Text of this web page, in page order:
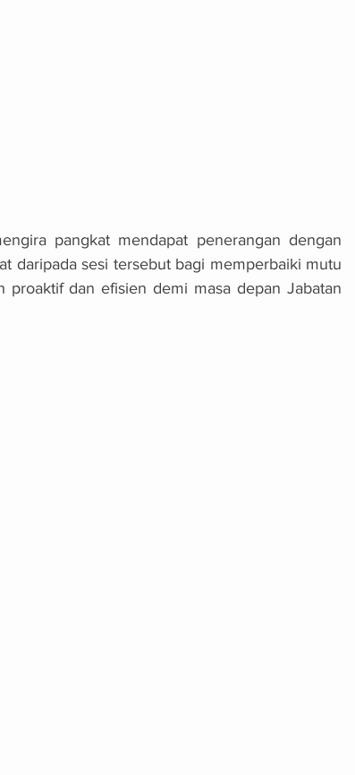
pangkat mendapat penerangan dengan
daripada sesi tersebut bagi memperbaiki mutu
dan efisien demi masa depan Jabatan